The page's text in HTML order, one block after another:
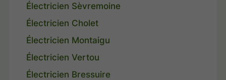
Électricien Sèvremoine
Électricien Cholet
Électricien Montaigu
Électricien Vertou
Électricien Bressuire